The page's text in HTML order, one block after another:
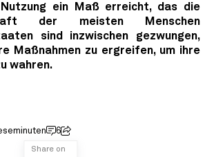
ein Maß erreicht, das die
der meisten Menschen
sind inzwischen gezwungen,
Maßnahmen zu ergreifen, um ihre
wahren.
6
Share on